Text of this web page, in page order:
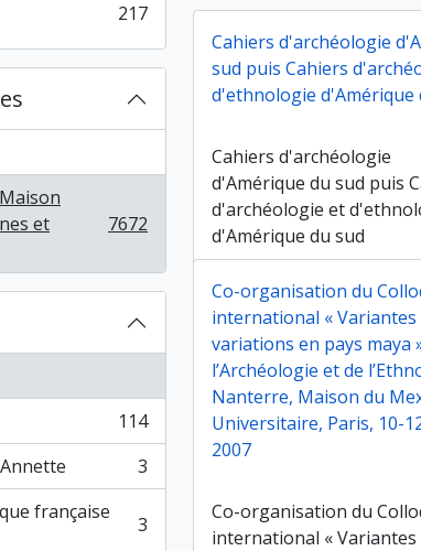
217
et
7672
114
3
française
3
Cahiers d'archéologie
sud puis Cahiers
d'ethnologie d'Amérique
Cahiers d'archéologie
d'Amérique du sud puis
d'archéologie et
d'Amérique du sud
Co-organisation du
international « Variantes
variations en pays maya
l’Archéologie et de
Nanterre, Maison du
Universitaire, Paris, 10-
2007
Co-organisation du
international « Variantes